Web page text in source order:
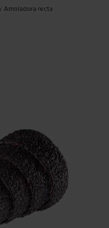
Amoladora recta